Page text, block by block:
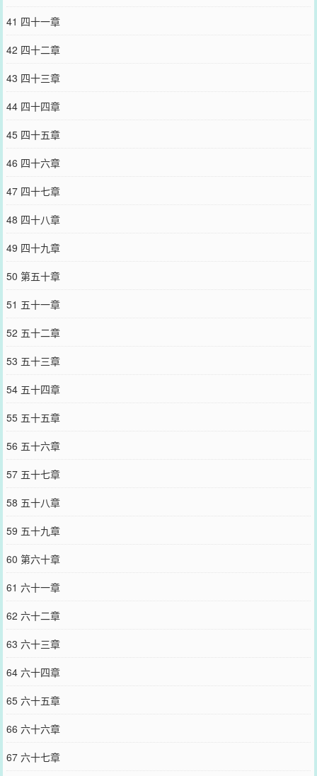
41 四十一章
42 四十二章
43 四十三章
44 四十四章
45 四十五章
46 四十六章
47 四十七章
48 四十八章
49 四十九章
50 第五十章
51 五十一章
52 五十二章
53 五十三章
54 五十四章
55 五十五章
56 五十六章
57 五十七章
58 五十八章
59 五十九章
60 第六十章
61 六十一章
62 六十二章
63 六十三章
64 六十四章
65 六十五章
66 六十六章
67 六十七章